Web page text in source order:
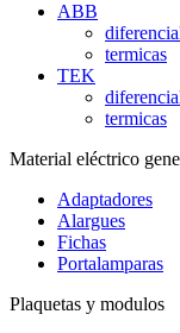
ABB
termicas
TEK
termicas
Material eléctrico
Adaptadores
Alargues
Fichas
Portalamparas
Plaquetas y modulos